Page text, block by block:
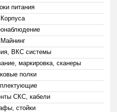
питания
Корпуса
Майнинг
ВКС системы
маркировка, сканеры
полки
СКС, кабели
стойки